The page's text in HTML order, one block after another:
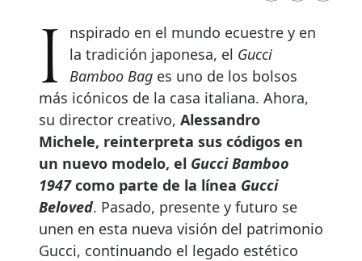
Inspirado en el mundo ecuestre y en la tradición japonesa, el Gucci
Bamboo Bag es uno de los bolsos
más icónicos de la casa italiana. Ahora,
su director creativo, Alessandro
Michele, reinterpreta sus códigos en
un nuevo modelo, el Gucci Bamboo
1947como parte de la línea Gucci
Beloved. Pasado, presente y futuro se
unen en esta nueva visión del patrimonio
Gucci, continuando el legado estético